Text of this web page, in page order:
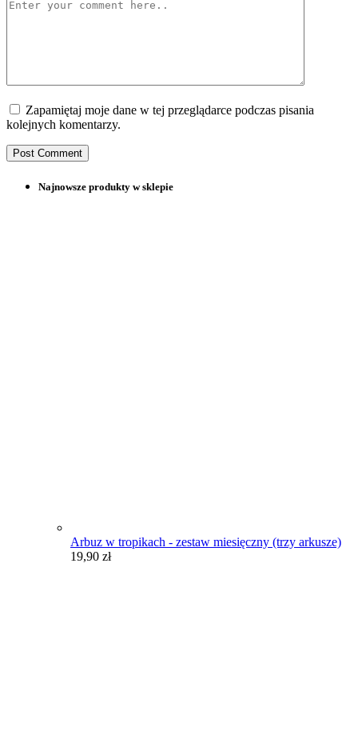
Zapamiętaj moje dane w tej przeglądarce podczas pisania
kolejnych komentarzy.
Najnowsze produkty w sklepie
Arbuz w tropikach - zestaw miesięczny (trzy arkusze)
19,90 zł